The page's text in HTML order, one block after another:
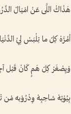
هَذَاكْ اللَّى عَنْ امْيَالْ
أمُرَّهْ كِلّ ما تِلْبَسْ لِيْ
وْيِصْغَرْ كِلّ هَمٍ كَانْ قَبْل
بِيُوْتِهْ شاحِبِهْ وِدْرُوْبه